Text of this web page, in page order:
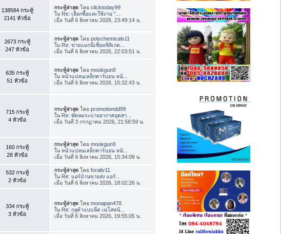
138584 กระทู้
2141 หัวข้อ
กระทู้ล่าสุด โดยclicktoday99
ใน Re: เลือกซื้อและใช้งาน "...
เมื่อ วันที่ 6 สิงหาคม 2026, 23:49:14 น.
2673 กระทู้
247 หัวข้อ
กระทู้ล่าสุด โดยpolychemicals11
ใน Re: ขายแมกนีเซียมซิลิเกต...
เมื่อ วันที่ 6 สิงหาคม 2026, 22:03:51 น.
635 กระทู้
51 หัวข้อ
กระทู้ล่าสุด โดยmookgun9
ในหน้าแปลนเหล็กคาร์บอน หน้...
เมื่อ วันที่ 6 สิงหาคม 2026, 15:32:43 น.
715 กระทู้
4 หัวข้อ
กระทู้ล่าสุด โดยpromotiondd99
ใน Re: พัดลมระบายอากาศอุตสา...
เมื่อ วันที่ 3 กรกฎาคม 2026, 21:58:59 น.
160 กระทู้
28 หัวข้อ
กระทู้ล่าสุด โดยmookgun9
ในหน้าแปลนเหล็กคาร์บอน หน้...
เมื่อ วันที่ 6 สิงหาคม 2026, 15:34:09 น.
532 กระทู้
2 หัวข้อ
กระทู้ล่าสุด โดยforaliv11
ใน Re: แอร์บ้านขายส่ง แอร์...
เมื่อ วันที่ 6 สิงหาคม 2026, 18:02:26 น.
334 กระทู้
3 หัวข้อ
กระทู้ล่าสุด โดยmonapan478
ใน Re: กลูต้าแบบฉีด เมโสหน้...
เมื่อ วันที่ 6 สิงหาคม 2026, 19:55:05 น.